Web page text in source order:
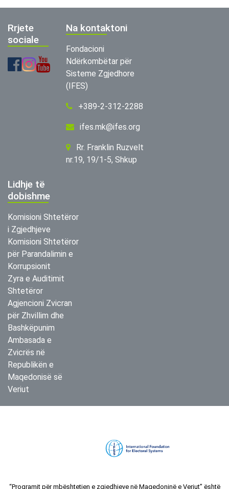
Rrjete
sociale
Na kontaktoni
Fondacioni
Ndërkombëtar për
Sisteme Zgjedhore
(IFES)
+389-2-312-2288
ifes.mk@ifes.org
Rr. Franklin Ruzvelt
nr.19, 19/1-5, Shkup
Lidhje të
dobishme
Komisioni Shtetëror
i Zgjedhjeve
Komisioni Shtetëror
për Parandalimin e
Korrupsionit
Zyra e Auditimit
Shtetëror
Agjencioni Zvicran
për Zhvillim dhe
Bashkëpunim
Ambasada e
Zvicrës në
Republikën e
Maqedonisë së
Veriut
“Programit për mbështetjen e zgjedhjeve në Maqedoninë e Veriut” është